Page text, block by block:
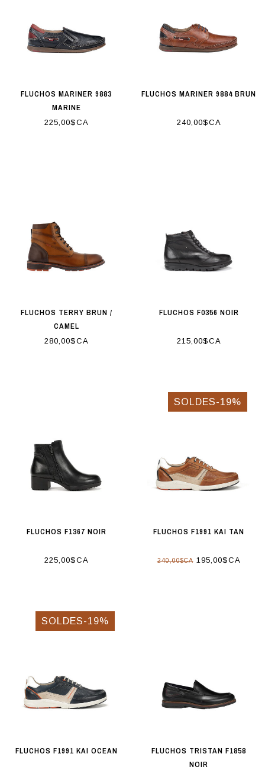
FLUCHOS MARINER 9883
MARINE
225,00$CA
FLUCHOS MARINER 9884 BRUN
240,00$CA
FLUCHOS TERRY BRUN /
CAMEL
280,00$CA
FLUCHOS F0356 NOIR
215,00$CA
FLUCHOS F1367 NOIR
225,00$CA
SOLDES-19%
FLUCHOS F1991 KAI TAN
240,00$CA195,00$CA
SOLDES-19%
FLUCHOS F1991 KAI OCEAN
FLUCHOS TRISTAN F1858
NOIR